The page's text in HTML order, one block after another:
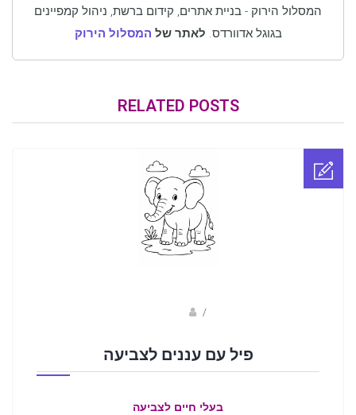
המסלול הירוק - בניית אתרים, קידום ברשת, ניהול קמפיינים
בגוגל אדוורדס. לאתר של המסלול הירוק
RELATED POSTS
/
פיל עם עננים לצביעה
בעלי חיים לצביעה